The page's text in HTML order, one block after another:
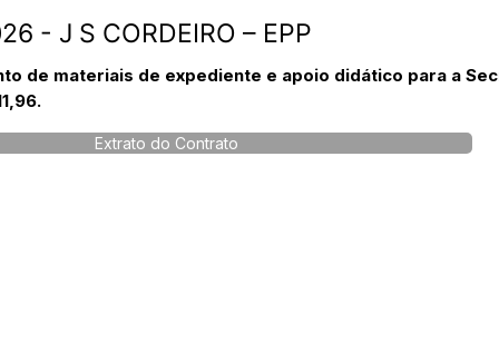
- J S CORDEIRO – EPP
de materiais de expediente e apoio didático para a
Extrato do Contrato